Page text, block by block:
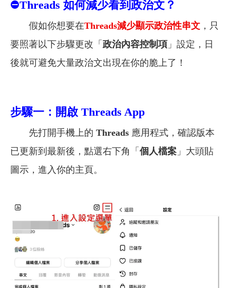
⛔Threads 如何減少看到政治文？
假如你想要在Threads減少顯示政治性串文 ，只
要照著以下步驟更改「 政治內容控制項 」設定，日
後就可避免大量政治文出現在你的脆上了！
步驟一：開啟 Threads App
先打開手機上的 Threads 應用程式，確認版本
已更新到最新後，點選右下角「 個人檔案 」大頭貼
圖示，進入你的主頁。